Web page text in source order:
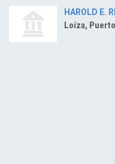
HAROLD E.
Loíza,